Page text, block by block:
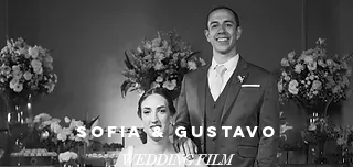
SOFIA & GUSTAVO
WEDDING FILM